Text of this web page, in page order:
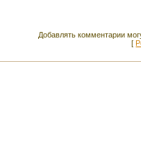
Добавлять комментарии
[